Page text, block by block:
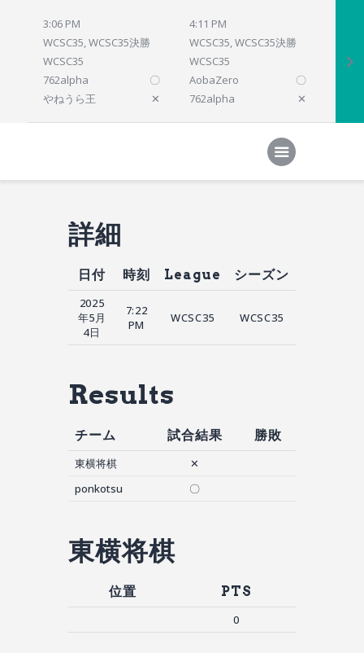
3:06 PM
WCSC35, WCSC35決勝
WCSC35
762alpha
〇
やねうら王
✕
4:11 PM
WCSC35, WCSC35決勝
WCSC35
AobaZero
〇
762alpha
✕
Home
参加プログラム
詳細
日付 時刻 League シーズン
2025
年5月
4日
7:22
PM
WCSC35 WCSC35
Results
チーム 試合結果 勝敗
東横将棋
✕
ponkotsu
〇
東横将棋
位置 PTS
0